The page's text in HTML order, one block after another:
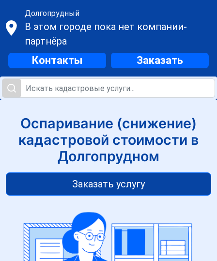
Долгопрудный
В этом городе пока нет компании-
партнёра
Контакты Заказать
Оспаривание (снижение)
кадастровой стоимости в
Долгопрудном
Заказать услугу